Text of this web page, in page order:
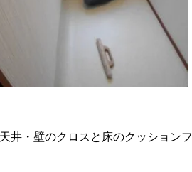
井・壁のクロスと床のクッションフ